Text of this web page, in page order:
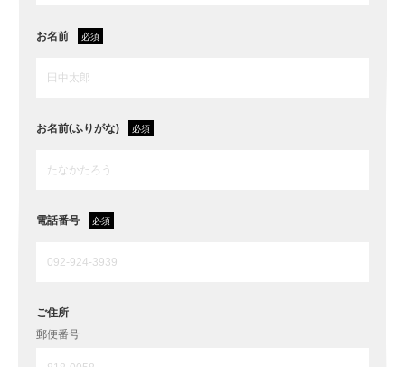
お名前
お名前(ふりがな)
電話番号
ご住所
郵便番号